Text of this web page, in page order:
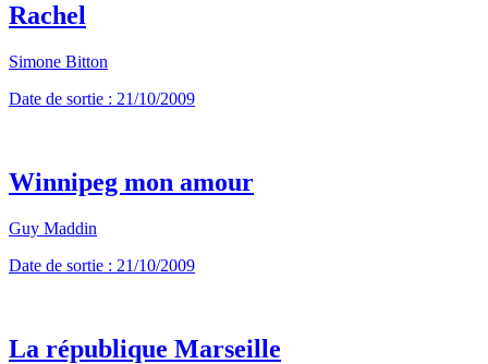
Rachel
Simone Bitton
Date de sortie : 21/10/2009
Winnipeg mon amour
Guy Maddin
Date de sortie : 21/10/2009
La république Marseille